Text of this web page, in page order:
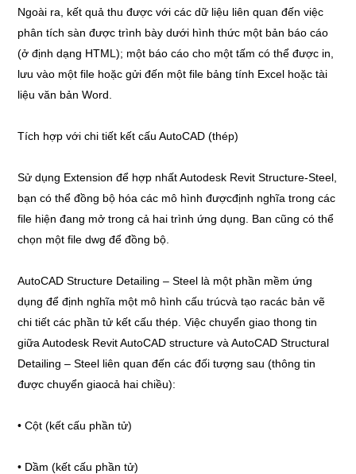
Ngoài ra, kết quả thu được với các dữ liệu liên quan đến việc
phân tích sàn được trình bày dưới hình thức một bản báo cáo
(ở định dạng HTML); một báo cáo cho một tấm có thể được in,
lưu vào một file hoặc gửi đến một file bảng tính Excel hoặc tài
liệu văn bản Word.
Tích hợp với chi tiết kết cấu AutoCAD (thép)
Sử dụng Extension để hợp nhất Autodesk Revit Structure-Steel,
bạn có thể đồng bộ hóa các mô hình đượcđịnh nghĩa trong các
file hiện đang mở trong cả hai trình ứng dụng. Ban cũng có thể
chọn một file dwg để đồng bộ.
AutoCAD Structure Detailing – Steel là một phần mềm ứng
dụng để định nghĩa một mô hình cấu trúcvà tạo racác bản vẽ
chi tiết các phần tử kết cấu thép. Việc chuyển giao thong tin
giữa Autodesk Revit AutoCAD structure và AutoCAD Structural
Detailing – Steel liên quan đến các đối tượng sau (thông tin
được chuyển giaocả hai chiều):
• Cột (kết cấu phần tử)
• Dầm (kết cấu phần tử)